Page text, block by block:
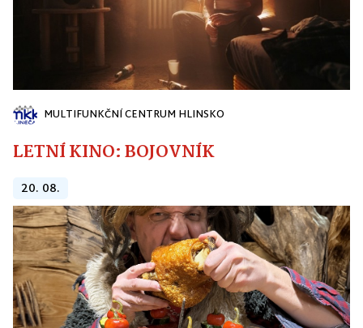
MULTIFUNKČNÍ CENTRUM HLINSKO
LETNÍ KINO: BOJOVNÍK
20. 08.